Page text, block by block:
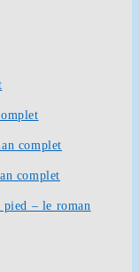
complet
complet
pied – le roman